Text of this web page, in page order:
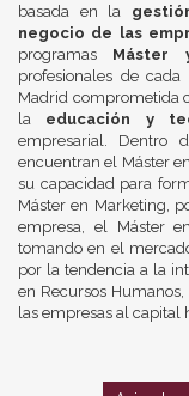
basada en la
negocio de las
programas Máster
profesionales de
Madrid comprometida
la educación y
empresarial. Dentro
encuentran el Máster
su capacidad para
Máster en Marketing,
empresa, el Máster
tomando en el
por la tendencia a la
en Recursos
las empresas al capital